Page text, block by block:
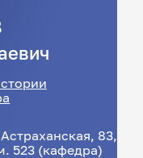
83,
523 (кафедра)